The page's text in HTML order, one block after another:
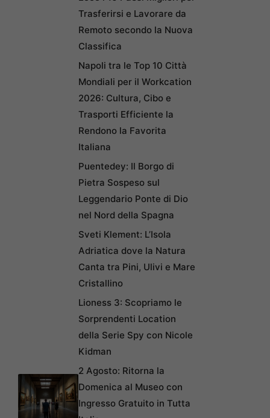
Trasferirsi e Lavorare da
Remoto secondo la Nuova
Classifica
Napoli tra le Top 10 Città
Mondiali per il Workcation
2026: Cultura, Cibo e
Trasporti Efficiente la
Rendono la Favorita
Italiana
Puentedey: Il Borgo di
Pietra Sospeso sul
Leggendario Ponte di Dio
nel Nord della Spagna
Sveti Klement: L’Isola
Adriatica dove la Natura
Canta tra Pini, Ulivi e Mare
Cristallino
Lioness 3: Scopriamo le
Sorprendenti Location
della Serie Spy con Nicole
Kidman
2 Agosto: Ritorna la
Domenica al Museo con
Ingresso Gratuito in Tutta